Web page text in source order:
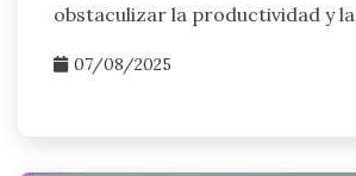
obstaculizar la productividad y la
07/08/2025